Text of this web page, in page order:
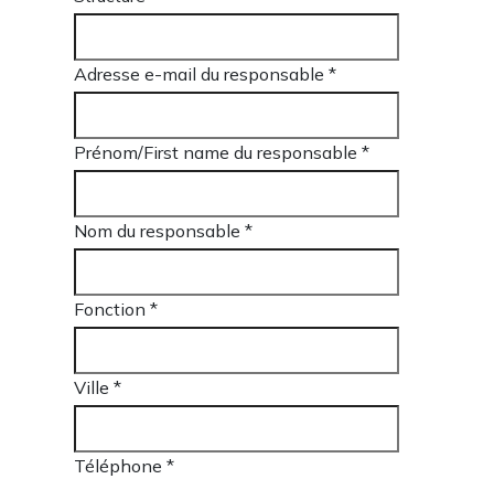
Adresse e-mail du responsable*
Prénom/First name du responsable*
Nom du responsable*
Fonction *
Ville *
Téléphone *